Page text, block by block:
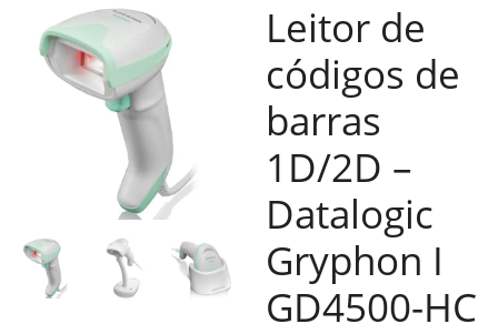
Leitor de
códigos de
barras
1D/2D –
Datalogic
Gryphon I
GD4500-HC